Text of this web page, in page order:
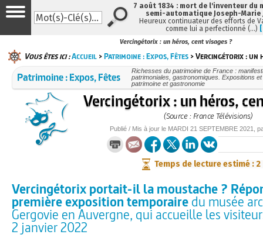
Vercingétorix : un héros, cent visages ?
Vous êtes ici :Accueil >Patrimoine : Expos, Fêtes > Vercingétorix : un
Patrimoine : Expos, Fêtes
Richesses du patrimoine de France :
patrimoniales, gastronomiques. Expositions
patrimoine et gastronomie
Vercingétorix : un héros,
(Source : France Télévisions)
Publié / Mis à jour le MARDI 21 SEPTEMBRE 2021 ,
Temps de lecture estimé : 2
Vercingétorix portait-il la moustache ?
première exposition temporairedu musée
Gergovie en Auvergne, qui accueille les
2 janvier 2022
7 août 1834 : mort de l'inventeur du
semi-automatique Joseph-Marie
Heureux continuateur des efforts de
comme lui a perfectionné (…)